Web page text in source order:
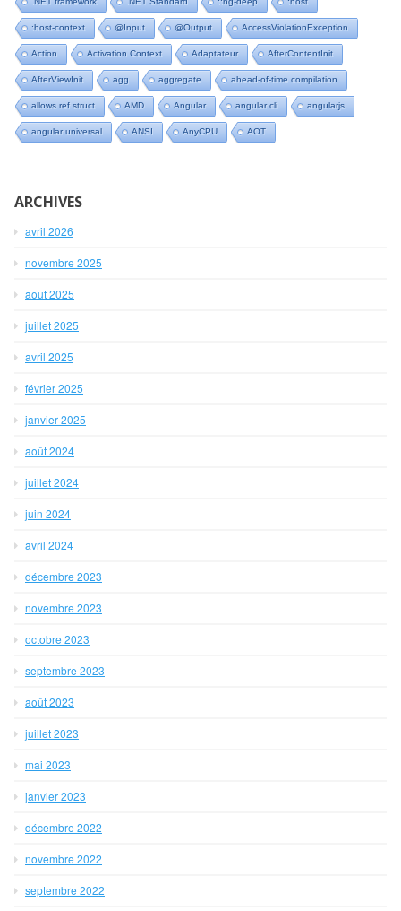
:host-context @Input @Output AccessViolationException
Action Activation Context Adaptateur AfterContentInit
AfterViewInit agg aggregate ahead-of-time compilation
allows ref struct AMD Angular angular cli angularjs
angular universal ANSI AnyCPU AOT
ARCHIVES
avril 2026
novembre 2025
août 2025
juillet 2025
avril 2025
février 2025
janvier 2025
août 2024
juillet 2024
juin 2024
avril 2024
décembre 2023
novembre 2023
octobre 2023
septembre 2023
août 2023
juillet 2023
mai 2023
janvier 2023
décembre 2022
novembre 2022
septembre 2022